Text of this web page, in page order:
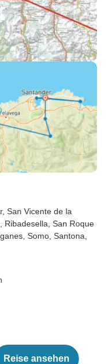
, San Vicente de la
, Ribadesella , San Roque
, Somo , Santona
Reise ansehen